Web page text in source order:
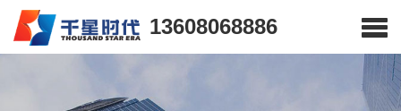
13608068886